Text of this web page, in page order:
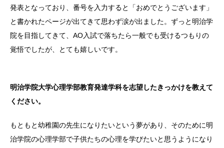
発表となっており、番号を入力すると「おめでとうございます」
と書かれたページが出てきて思わず涙が出ました。ずっと明治学
院を目指してきて、AO入試で落ちたら一般でも受けるつもりの
覚悟でしたが、とても嬉しいです。
明治学院大学心理学部教育発達学科を志望したきっかけを教えて
ください。
もともと幼稚園の先生になりたいという夢があり、そのために明
治学院の心理学部で子供たちの心理を学びたいと思うようになり